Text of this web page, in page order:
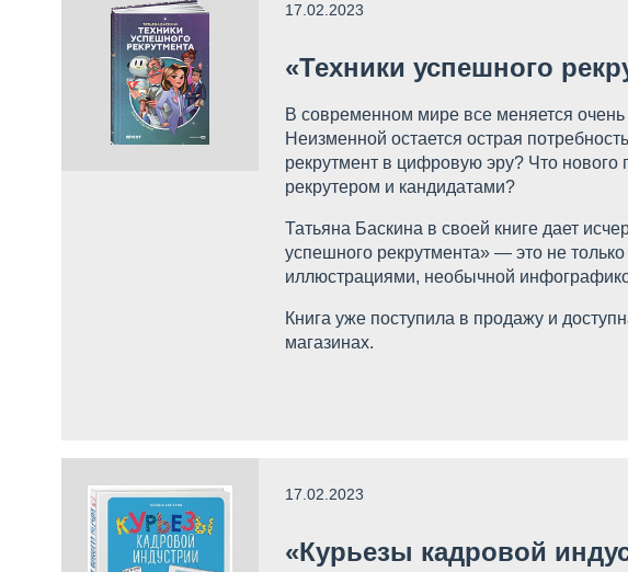
17.02.2023
«Техники успешного
В современном мире все меняется очень
Неизменной остается острая
рекрутмент в цифровую эру? Что нового
рекрутером и кандидатами?
Татьяна Баскина в своей книге дает
успешного рекрутмента» — это не
иллюстрациями, необычной
Книга уже поступила в продажу и
магазинах.
17.02.2023
«Курьезы кадровой